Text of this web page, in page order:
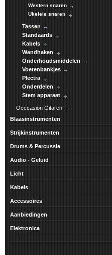
Western snaren
Ukelele snaren
Tassen
Standaards
Kabels
Wandhaken
Onderhoudsmiddelen
Voetenbankjes
Plectra
Onderdelen
Stem apparaat
Occcasion Gitaren
Blaasinstrumenten
Strijkinstrumenten
Drums & Percussie
Audio - Geluid
Licht
Kabels
Accessoires
Aanbiedingen
Elektronica